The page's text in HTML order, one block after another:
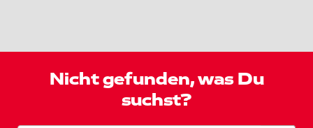
Nicht gefunden, was Du
suchst?